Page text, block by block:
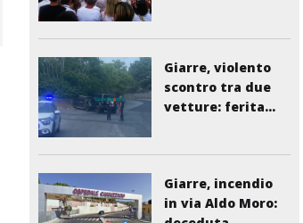
Giarre, violento
scontro tra due
vetture: ferita...
Giarre, incendio
in via Aldo Moro: